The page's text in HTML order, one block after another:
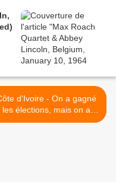
d'Ivoire - On a gagné
les élections, mais on a
perdu la guerre - le livre >